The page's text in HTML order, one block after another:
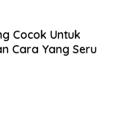
Cocok Untuk
Cara Yang Seru